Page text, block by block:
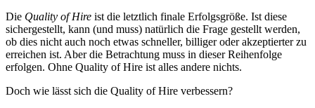
Die Quality of Hire ist die letztlich finale Erfolgsgröße. Ist diese
sichergestellt, kann (und muss) natürlich die Frage gestellt werden,
ob dies nicht auch noch etwas schneller, billiger oder akzeptierter zu
erreichen ist. Aber die Betrachtung muss in dieser Reihenfolge
erfolgen. Ohne Quality of Hire ist alles andere nichts.
Doch wie lässt sich die Quality of Hire verbessern?